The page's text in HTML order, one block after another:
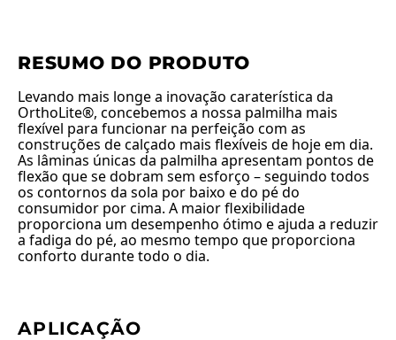
RESUMO DO PRODUTO
Levando mais longe a inovação caraterística da
OrthoLite®, concebemos a nossa palmilha mais
flexível para funcionar na perfeição com as
construções de calçado mais flexíveis de hoje em dia.
As lâminas únicas da palmilha apresentam pontos de
flexão que se dobram sem esforço – seguindo todos
os contornos da sola por baixo e do pé do
consumidor por cima. A maior flexibilidade
proporciona um desempenho ótimo e ajuda a reduzir
a fadiga do pé, ao mesmo tempo que proporciona
conforto durante todo o dia.
APLICAÇÃO